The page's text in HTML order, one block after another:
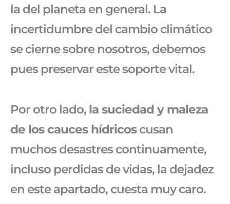
la del planeta en general. La
incertidumbre del cambio climático
se cierne sobre nosotros, debemos
pues preservar este soporte vital.
Por otro lado, la suciedad y maleza
de los cauces hídricoscusan
muchos desastres continuamente,
incluso perdidas de vidas, la dejadez
en este apartado, cuesta muy caro.